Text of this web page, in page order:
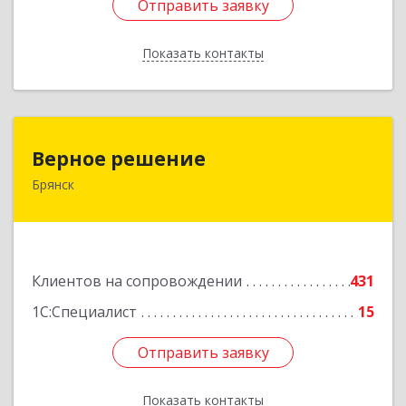
Отправить заявку
Показать контакты
Отправить заявку
Назад
Верное решение
Брянск
Клиентов на сопровождении
431
1С:Специалист
15
Отправить заявку
Показать контакты
241035, Брянская обл, Брянск г, Ульянова ул,
Отправить заявку
Назад